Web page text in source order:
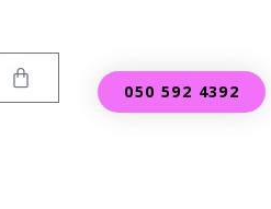
050 592 4392